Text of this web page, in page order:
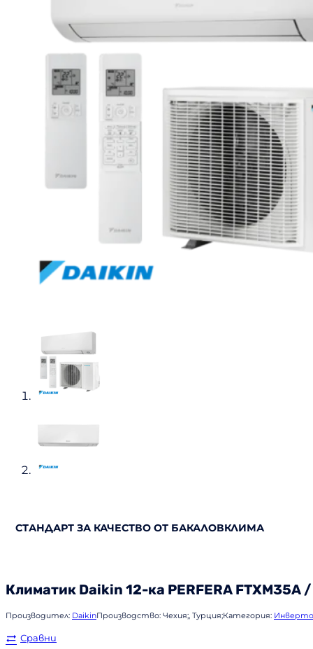
СТАНДАРТ ЗА КАЧЕСТВО ОТ БАКАЛОВКЛИМА
Климатик Daikin 12-ка PERFERA FTXM35A
Производител: DaikinПроизводство: Чехия;, Турция;Категория:
Сравни